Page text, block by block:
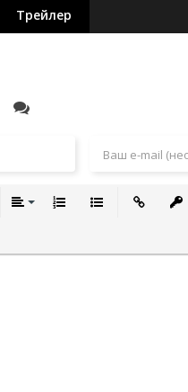
Трейлер